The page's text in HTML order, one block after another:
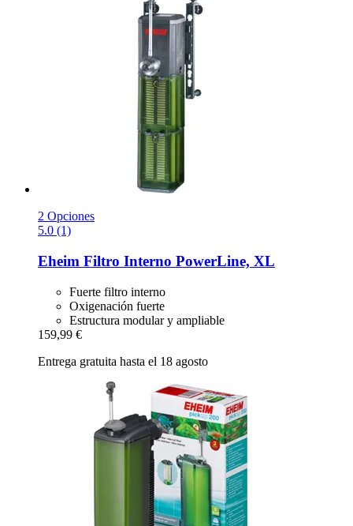
2 Opciones
5.0 (1)
Eheim Filtro Interno PowerLine, XL
Fuerte filtro interno
Oxigenación fuerte
Estructura modular y ampliable
159,99 €
Entrega gratuita hasta el 18 agosto